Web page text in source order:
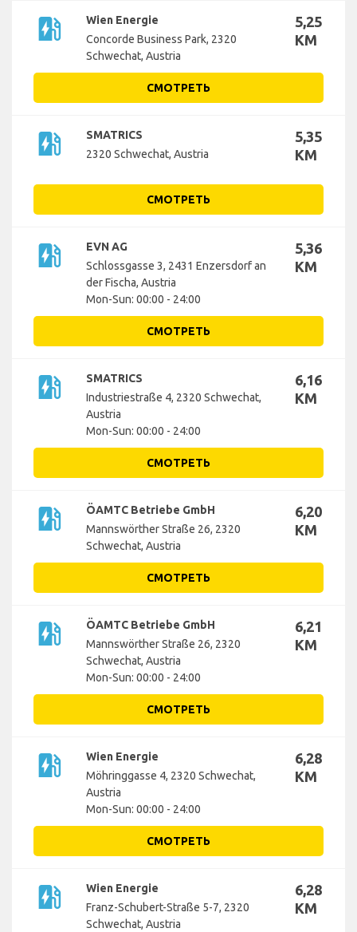
ev_station
Wien Energie
Concorde Business Park, 2320
Schwechat, Austria
5,25
KM
СМОТРЕТЬ
ev_station
SMATRICS
2320 Schwechat, Austria
5,35
KM
СМОТРЕТЬ
ev_station
EVN AG
Schlossgasse 3, 2431 Enzersdorf an
der Fischa, Austria
Mon-Sun: 00:00 - 24:00
5,36
KM
СМОТРЕТЬ
ev_station
SMATRICS
Industriestraße 4, 2320 Schwechat,
Austria
Mon-Sun: 00:00 - 24:00
6,16
KM
СМОТРЕТЬ
ev_station
ÖAMTC Betriebe GmbH
Mannswörther Straße 26, 2320
Schwechat, Austria
6,20
KM
СМОТРЕТЬ
ev_station
ÖAMTC Betriebe GmbH
Mannswörther Straße 26, 2320
Schwechat, Austria
Mon-Sun: 00:00 - 24:00
6,21
KM
СМОТРЕТЬ
ev_station
Wien Energie
Möhringgasse 4, 2320 Schwechat,
Austria
Mon-Sun: 00:00 - 24:00
6,28
KM
СМОТРЕТЬ
ev_station
Wien Energie
Franz-Schubert-Straße 5-7, 2320
Schwechat, Austria
6,28
KM